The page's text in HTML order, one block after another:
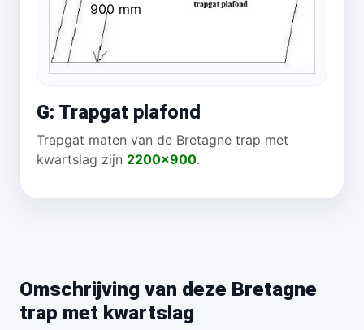
900 mm
G: Trapgat plafond
Trapgat maten van de Bretagne trap met
kwartslag zijn 2200x900.
Omschrijving van deze Bretagne
trap met kwartslag